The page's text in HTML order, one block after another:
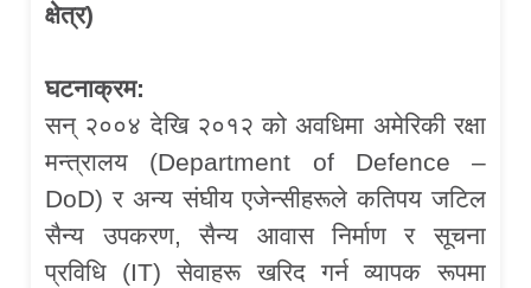
क्षेत्र)
घटनाक्रम:
सन् २००४ देखि २०१२ को अवधिमा अमेरिकी रक्षा
मन्त्रालय (Department of Defence –
DoD) र अन्य संघीय एजेन्सीहरूले कतिपय जटिल
सैन्य उपकरण, सैन्य आवास निर्माण र सूचना
प्रविधि (IT) सेवाहरू खरिद गर्न व्यापक रूपमा